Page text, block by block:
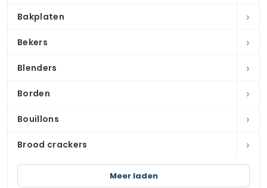
Bakplaten ›
Bekers ›
Blenders ›
Borden ›
Bouillons ›
Brood crackers ›
Meer laden